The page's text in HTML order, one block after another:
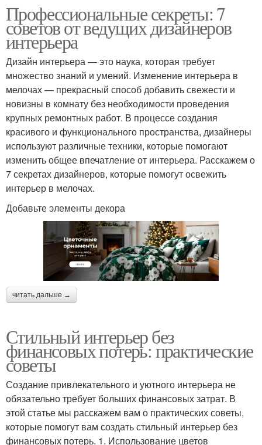
Профессиональные секреты: 7
советов от ведущих дизайнеров
интерьера
Дизайн интерьера — это наука, которая требует
множество знаний и умений. Изменение интерьера в
мелочах — прекрасный способ добавить свежести и
новизны в комнату без необходимости проведения
крупных ремонтных работ. В процессе создания
красивого и функционального пространства, дизайнеры
используют различные техники, которые помогают
изменить общее впечатление от интерьера. Расскажем о
7 секретах дизайнеров, которые помогут освежить
интерьер в мелочах.
Добавьте элементы декора
читать дальше →
Стильный интерьер без
финансовых потерь: практические
советы
Создание привлекательного и уютного интерьера не
обязательно требует больших финансовых затрат. В
этой статье мы расскажем вам о практических советы,
которые помогут вам создать стильный интерьер без
финансовых потерь. 1. Использование цветов